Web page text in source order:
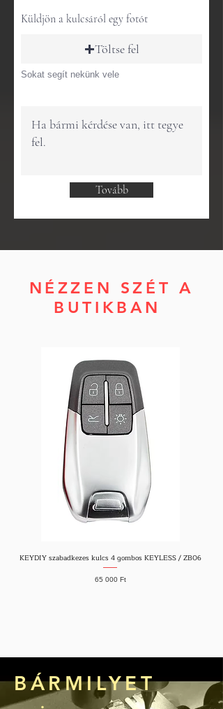
Küldjön a kulcsáról egy fotót
Töltse fel
Sokat segít nekünk vele
Tovább
NÉZZEN SZÉT A
BUTIKBAN
KEYDIY szabadkezes kulcs 4 gombos KEYLESS / ZB06
Ár
65 000 Ft
BÁRMILYET